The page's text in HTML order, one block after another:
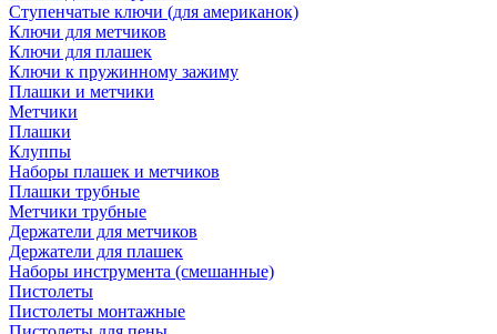
Ступенчатые ключи (для американок)
Ключи для метчиков
Ключи для плашек
Ключи к пружинному зажиму
Плашки и метчики
Метчики
Плашки
Клуппы
Наборы плашек и метчиков
Плашки трубные
Метчики трубные
Держатели для метчиков
Держатели для плашек
Наборы инструмента (смешанные)
Пистолеты
Пистолеты монтажные